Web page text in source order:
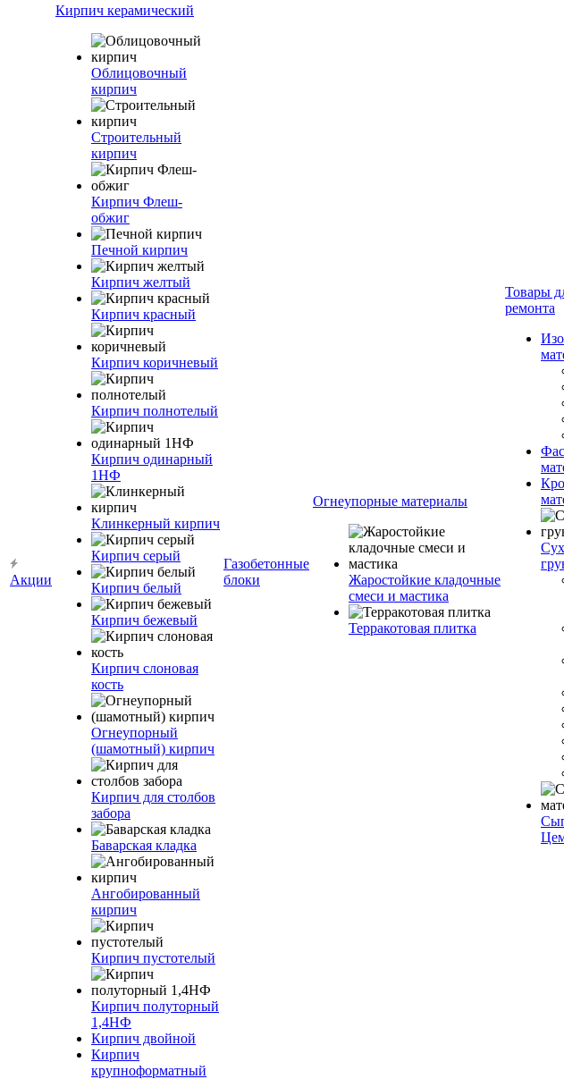
Акции
Кирпич керамический
Облицовочный
кирпич
Строительный
кирпич
Кирпич Флеш-
обжиг
Печной кирпич
Кирпич желтый
Кирпич красный
Кирпич коричневый
Кирпич полнотелый
Кирпич одинарный
1НФ
Клинкерный кирпич
Кирпич серый
Кирпич белый
Кирпич бежевый
Кирпич слоновая
кость
Огнеупорный
(шамотный) кирпич
Кирпич для столбов
забора
Баварская кладка
Ангобированный
кирпич
Кирпич пустотелый
Кирпич полуторный
1,4НФ
Кирпич двойной
Кирпич
крупноформатный
Газобетонные
блоки
Огнеупорные материалы
Жаростойкие кладочные
смеси и мастика
Терракотовая плитка
Товары
ремонта